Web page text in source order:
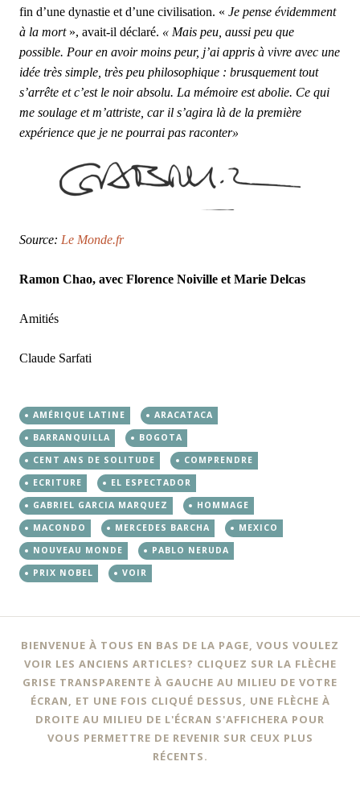
fin d’une dynastie et d’une civilisation. « Je pense évidemment
à la mort », avait-il déclaré. « Mais peu, aussi peu que
possible. Pour en avoir moins peur, j’ai appris à vivre avec une
idée très simple, très peu philosophique : brusquement tout
s’arrête et c’est le noir absolu. La mémoire est abolie. Ce qui
me soulage et m’attriste, car il s’agira là de la première
expérience que je ne pourrai pas raconter»
Source: Le Monde.fr
Ramon Chao, avec Florence Noiville et Marie Delcas
Amitiés
Claude Sarfati
AMÉRIQUE LATINE
ARACATACA
BARRANQUILLA
BOGOTA
CENT ANS DE SOLITUDE
COMPRENDRE
ECRITURE
EL ESPECTADOR
GABRIEL GARCIA MARQUEZ
HOMMAGE
MACONDO
MERCEDES BARCHA
MEXICO
NOUVEAU MONDE
PABLO NERUDA
PRIX NOBEL
VOIR
BIENVENUE À TOUS EN BAS DE LA PAGE, VOUS VOULEZ
VOIR LES ANCIENS ARTICLES? CLIQUEZ SUR LA FLÈCHE
GRISE TRANSPARENTE À GAUCHE AU MILIEU DE VOTRE
ÉCRAN, ET UNE FOIS CLIQUÉ DESSUS, UNE FLÈCHE À
DROITE AU MILIEU DE L'ÉCRAN S'AFFICHERA POUR
VOUS PERMETTRE DE REVENIR SUR CEUX PLUS
RÉCENTS.